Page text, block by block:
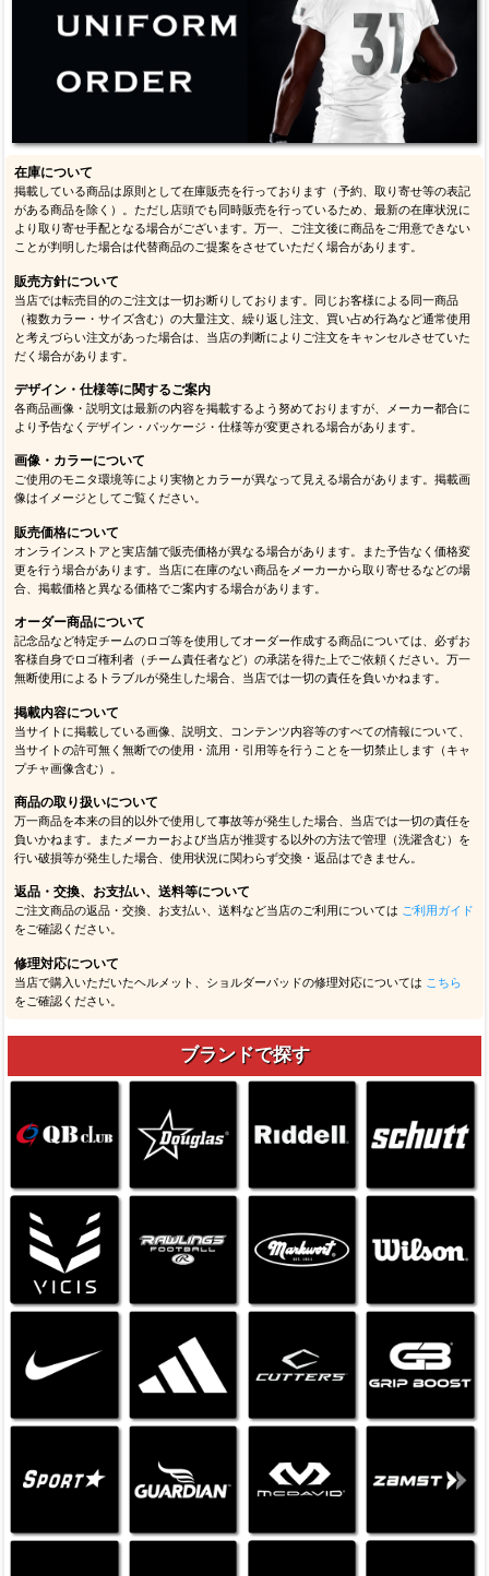
在庫について
掲載している商品は原則として在庫販売を行っております（予約、取り寄せ等の表記
がある商品を除く）。ただし店頭でも同時販売を行っているため、最新の在庫状況に
より取り寄せ手配となる場合がございます。万一、ご注文後に商品をご用意できない
ことが判明した場合は代替商品のご提案をさせていただく場合があります。
販売方針について
当店では転売目的のご注文は一切お断りしております。同じお客様による同一商品
（複数カラー・サイズ含む）の大量注文、繰り返し注文、買い占め行為など通常使用
と考えづらい注文があった場合は、当店の判断によりご注文をキャンセルさせていた
だく場合があります。
デザイン・仕様等に関するご案内
各商品画像・説明文は最新の内容を掲載するよう努めておりますが、メーカー都合に
より予告なくデザイン・パッケージ・仕様等が変更される場合があります。
画像・カラーについて
ご使用のモニタ環境等により実物とカラーが異なって見える場合があります。掲載画
像はイメージとしてご覧ください。
販売価格について
オンラインストアと実店舗で販売価格が異なる場合があります。また予告なく価格変
更を行う場合があります。当店に在庫のない商品をメーカーから取り寄せるなどの場
合、掲載価格と異なる価格でご案内する場合があります。
オーダー商品について
記念品など特定チームのロゴ等を使用してオーダー作成する商品については、必ずお
客様自身でロゴ権利者（チーム責任者など）の承諾を得た上でご依頼ください。万一
無断使用によるトラブルが発生した場合、当店では一切の責任を負いかねます。
掲載内容について
当サイトに掲載している画像、説明文、コンテンツ内容等のすべての情報について、
当サイトの許可無く無断での使用・流用・引用等を行うことを一切禁止します（キャ
プチャ画像含む）。
商品の取り扱いについて
万一商品を本来の目的以外で使用して事故等が発生した場合、当店では一切の責任を
負いかねます。またメーカーおよび当店が推奨する以外の方法で管理（洗濯含む）を
行い破損等が発生した場合、使用状況に関わらず交換・返品はできません。
返品・交換、お支払い、送料等について
ご注文商品の返品・交換、お支払い、送料など当店のご利用については ご利用ガイド
をご確認ください。
修理対応について
当店で購入いただいたヘルメット、ショルダーパッドの修理対応については こちら
をご確認ください。
ブランドで探す